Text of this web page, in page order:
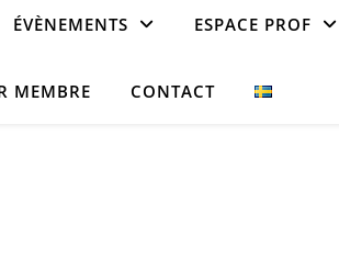
ÉVÈNEMENTS ESPACE PROF
MEMBRE CONTACT